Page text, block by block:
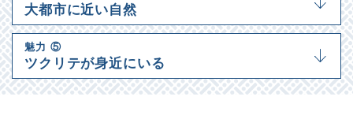
大都市に近い自然
魅力 ⑤
ツクリテが身近にいる